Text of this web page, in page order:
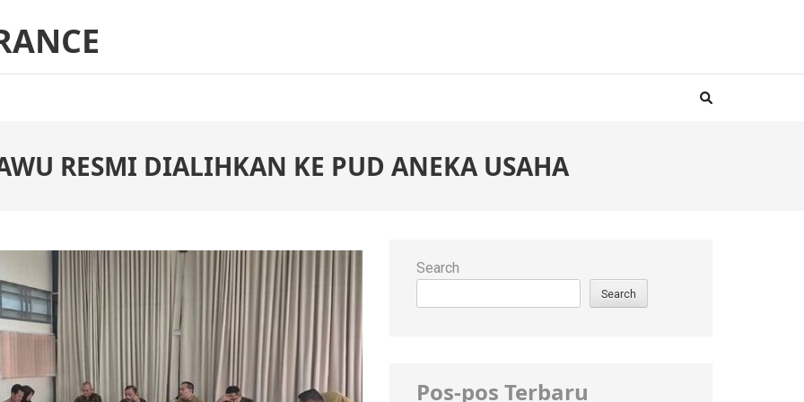
RESMI DIALIHKAN KE PUD ANEKA USAHA
Search
Search
Pos-pos Terbaru